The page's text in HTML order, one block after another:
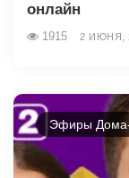
онлайн
1915 2 ИЮНЯ,
Эфиры